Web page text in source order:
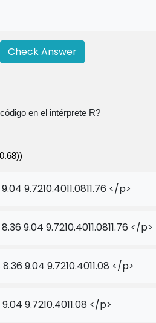
Check Answer
en el intérprete R?
9.7210.4011.0811.76 </p>
9.04 9.7210.4011.0811.76 </p>
9.04 9.7210.4011.08 </p>
9.7210.4011.08 </p>